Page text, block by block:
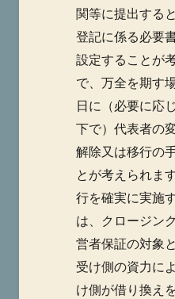
関等に提出する
登記に係る必要
設定することが
で、万全を期す
日に（必要に応
下で）代表者の
解除又は移行の
とが考えられま
行を確実に実施
は、クロージン
営者保証の対象
受け側の資力に
け側が借り換え